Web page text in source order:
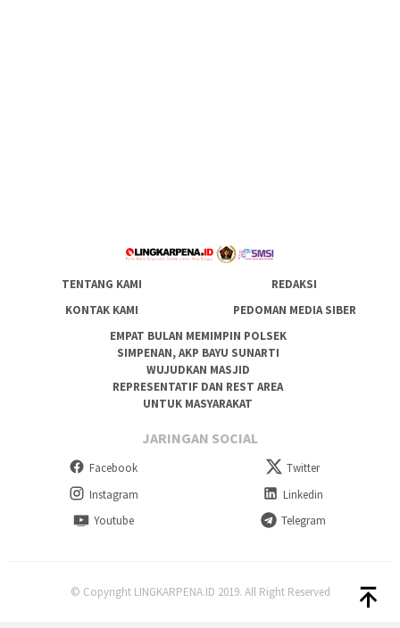
TENTANG KAMI
REDAKSI
KONTAK KAMI
PEDOMAN MEDIA SIBER
EMPAT BULAN MEMIMPIN POLSEK
SIMPENAN, AKP BAYU SUNARTI
WUJUDKAN MASJID
REPRESENTATIF DAN REST AREA
UNTUK MASYARAKAT
JARINGAN SOCIAL
Facebook
Twitter
Instagram
Linkedin
Youtube
Telegram
© Copyright LINGKARPENA.ID 2019. All Right Reserved